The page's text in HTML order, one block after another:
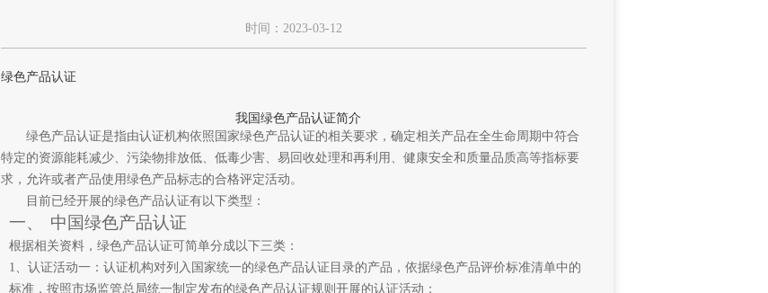
时间：2023-03-12
绿色产品认证
我国绿色产品认证简介
绿色产品认证是指由认证机构依照国家绿色产品认证的相关要求，确定相关产品在全生命周期中符合
特定的资源能耗减少、污染物排放低、低毒少害、易回收处理和再利用、健康安全和质量品质高等指标要
求，允许或者产品使用绿色产品标志的合格评定活动。
目前已经开展的绿色产品认证有以下类型：
一、 中国绿色产品认证
根据相关资料，绿色产品认证可简单分成以下三类：
1、认证活动一：认证机构对列入国家统一的绿色产品认证目录的产品，依据绿色产品评价标准清单中的
标准，按照市场监管总局统一制定发布的绿色产品认证规则开展的认证活动；